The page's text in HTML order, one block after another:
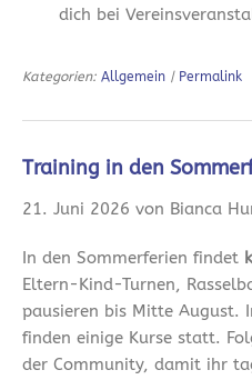
dich bei
Kategorien: Allgemein | Permalink
Training in den
21. Juni 2026 von Bianca
In den Sommerferien findet
Eltern-Kind-Turnen,
pausieren bis Mitte August.
finden einige Kurse statt.
der Community, damit ihr